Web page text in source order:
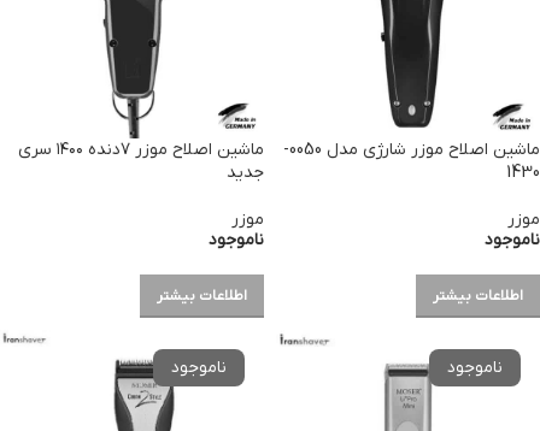
ماشین اصلاح موزر شارژی مدل 0050-
1430
موزر
ناموجود
اطلاعات بیشتر
ماشین اصلاح موزر ۷دنده ۱۴۰۰ سری
جدید
موزر
ناموجود
اطلاعات بیشتر